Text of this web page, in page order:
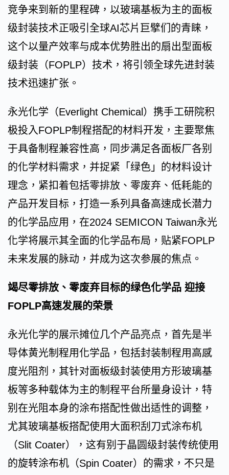
竞争来到新的里程碑，以玻璃基板为主的面板
级封装技术正吸引全球AI芯片巨擘们的青睐，
这个以量产效率与成本优势胜出的扇出型面板
级封装（FOPLP）技术，将引领全球先进封装
技术迅速扩张。
永光化学（Everlight Chemical）携手工研院积
极投入FOPLP制程搭配的材料开发，主要聚焦
于具备制程兼容性高，同步满足各面板厂各别
的化学材料需求，并捉紧「绿色」的材料设计
理念，紧扣着包括零排放、零废弃、低耗能的
产品开发目标，打造一系列具备高速成长潜力
的化学品应用，在2024 SEMICON Taiwan永光
化学将展示其全面的化学品布局，贴紧FOPLP
未来发展的脉动，并成为这次参展的焦点。
竭尽零排放、零废弃目标的绿色化学品 迎接
FOPLP高速发展的荣景
永光化学的展示摊位几个产品亮点，首先是半
导体黄光制程用化学品，包括封装制程用高感
度光阻剂，其针对面板级封装使用方形玻璃基
板等多种载体为主的制程平台所量身设计，特
别在光阻本身的涂布搭配性做出适性的调整，
尤其玻璃基板搭配使用大面积刮刀式涂布机
（Slit Coater），这有别于晶圆级封装传统使用
的旋转涂布机（Spin Coater）的需求，不只是